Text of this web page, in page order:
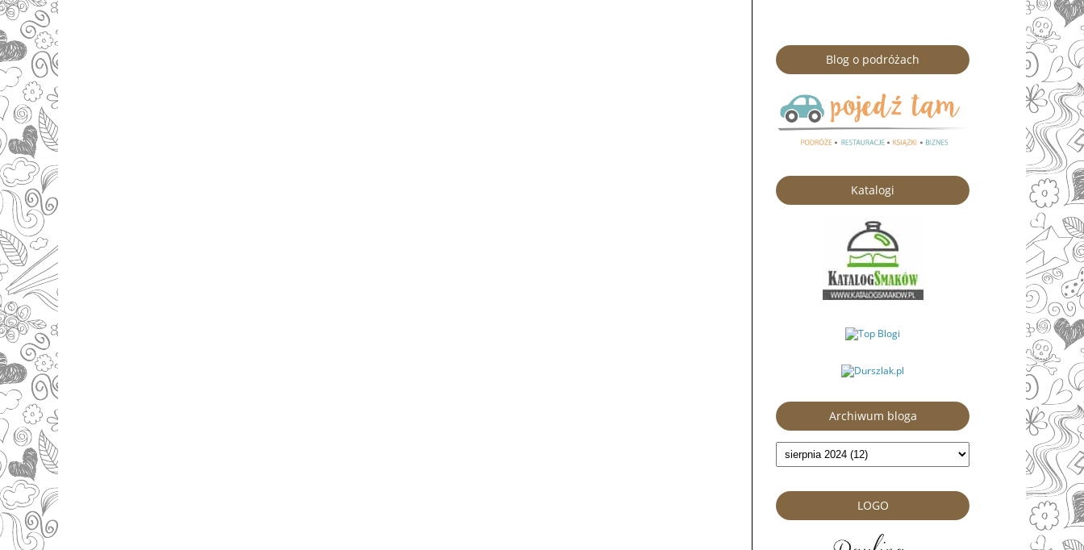
Blog o podróżach
Katalogi
Archiwum bloga
LOGO